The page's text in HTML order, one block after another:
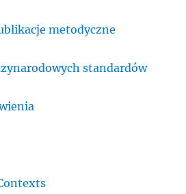
metodyczne
standardów